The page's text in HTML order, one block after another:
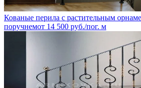
Кованые перила с растительным
поручнемот 14 500 руб./пог. м